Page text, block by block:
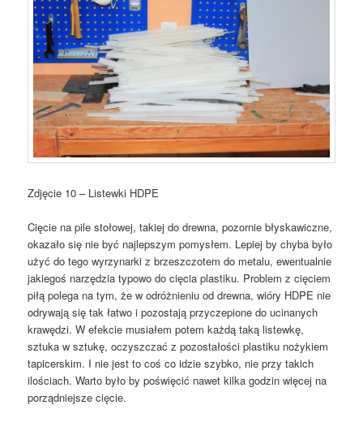
Zdjęcie 10 – Listewki HDPE
Cięcie na pile stołowej, takiej do drewna, pozornie błyskawiczne,
okazało się nie być najlepszym pomysłem. Lepiej by chyba było
użyć do tego wyrzynarki z brzeszczotem do metalu, ewentualnie
jakiegoś narzędzia typowo do cięcia plastiku. Problem z cięciem
piłą polega na tym, że w odróżnieniu od drewna, wióry HDPE nie
odrywają się tak łatwo i pozostają przyczepione do ucinanych
krawędzi. W efekcie musiałem potem każdą taką listewkę,
sztuka w sztukę, oczyszczać z pozostałości plastiku nożykiem
tapicerskim. I nie jest to coś co idzie szybko, nie przy takich
ilościach. Warto było by poświęcić nawet kilka godzin więcej na
porządniejsze cięcie.